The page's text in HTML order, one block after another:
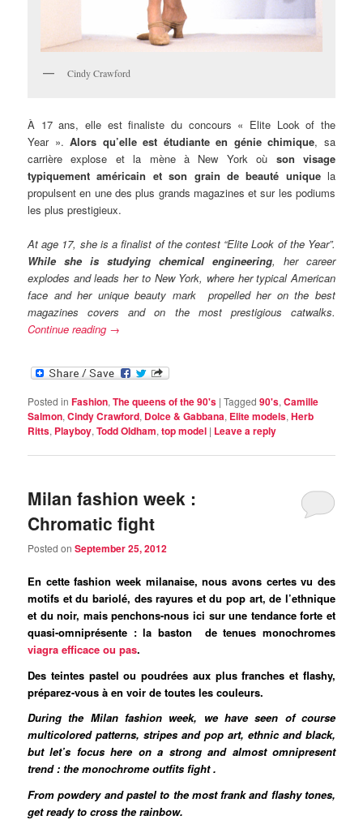
Cindy Crawford
À 17 ans, elle est finaliste du concours « Elite Look of the
Year ».Alors qu’elle est étudiante en génie chimique, sa
carrière explose et la mène à New York où son visage
typiquement américain et son grain de beauté uniquela
propulsent en une des plus grands magazines et sur les podiums
les plus prestigieux.
At age 17, she is a finalist of the contest “Elite Look of the Year”.
While she is studying chemical engineering, her career
explodes and leads her to New York, where her typical American
face and her unique beauty mark propelled her on the best
magazines covers and on the most prestigious catwalks.
Continue reading →
Posted in Fashion,The queens of the 90's |Tagged 90's,Camille
Salmon,Cindy Crawford, Dolce & Gabbana, Elite models,Herb
Ritts, Playboy,Todd Oldham,top model | Leave a reply
Milan fashion week :
Chromatic fight
Posted onSeptember 25, 2012
En cette fashion week milanaise, nous avons certes vu des
motifs et du bariolé, des rayures et du pop art, de l’ethnique
et du noir, mais penchons-nous ici sur une tendance forte et
quasi-omniprésente : la baston de tenues monochromes
viagra efficace ou pas.
Des teintes pastel ou poudrées aux plus franches et flashy,
préparez-vous à en voir de toutes les couleurs.
During the Milan fashion week, we have seen of course
multicolored patterns, stripes and pop art, ethnic and black,
but let’s focus here on a strong and almost omnipresent
trend : the monochrome outfits fight .
From powdery and pastel to the most frank and flashy tones,
get ready to cross the rainbow.